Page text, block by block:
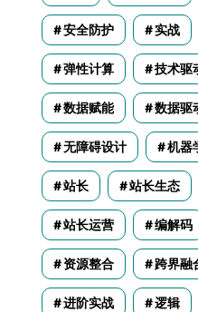
安全防护 实战
弹性计算 技术驱
数据赋能 数据驱
无障碍设计 机器
站长 站长生态
站长运营 编解码
资源整合 跨界融
进阶实战 逻辑